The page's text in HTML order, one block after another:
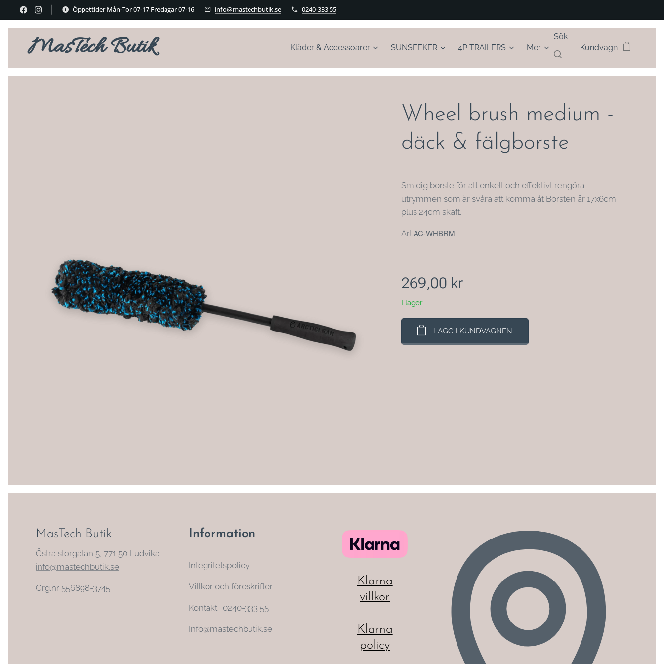
Öppettider Mån-Tor 07-17 Fredagar 07-16 info@mastechbutik.se 0240-333 55
MasTech Butik Kläder & Accessoarer SUNSEEKER 4P TRAILERS Mer
Sök
Kundvagn
Wheel brush medium -
däck & fälgborste
Smidig borste för att enkelt och effektivt rengöra
utrymmen som är svåra att komma åt Borsten är 17x6cm
plus 24cm skaft.
Art.AC-WHBRM
269,00 kr
I lager
LÄGG I KUNDVAGNEN
MasTech Butik
Östra storgatan 5, 771 50 Ludvika
info@mastechbutik.se
Org.nr 556898-3745
Information
Integritetspolicy
Villkor och föreskrifter
Kontakt : 0240-333 55
Info@mastechbutik.se
Klarna
villkor
Klarna
policy